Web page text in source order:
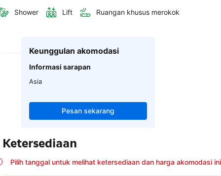
Shower Lift Ruangan khusus merokok
Keunggulan akomodasi
Informasi sarapan
Asia
Pesan sekarang
Ketersediaan
Pilih tanggal untuk melihat ketersediaan dan harga akomodasi ini